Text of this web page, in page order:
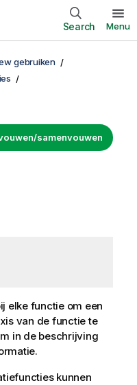
Search Menu
gebruiken
samenvouwen
elke functie om een
van de functie te
in de beschrijving
kunnen